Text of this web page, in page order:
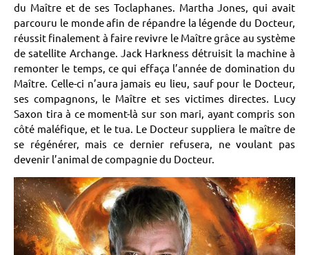
du Maître et de ses Toclaphanes. Martha Jones, qui avait
parcouru le monde afin de répandre la légende du Docteur,
réussit finalement à faire revivre le Maître grâce au système
de satellite Archange. Jack Harkness détruisit la machine à
remonter le temps, ce qui effaça l’année de domination du
Maître. Celle-ci n’aura jamais eu lieu, sauf pour le Docteur,
ses compagnons, le Maître et ses victimes directes. Lucy
Saxon tira à ce moment-là sur son mari, ayant compris son
côté maléfique, et le tua. Le Docteur suppliera le maître de
se régénérer, mais ce dernier refusera, ne voulant pas
devenir l’animal de compagnie du Docteur.